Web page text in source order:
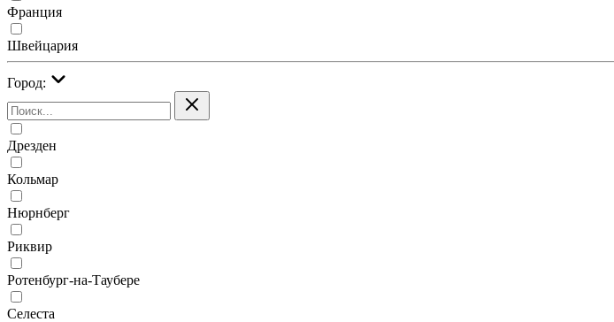
Франция
Швейцария
Город:
Дрезден
Кольмар
Нюрнберг
Риквир
Ротенбург-на-Таубере
Селеста